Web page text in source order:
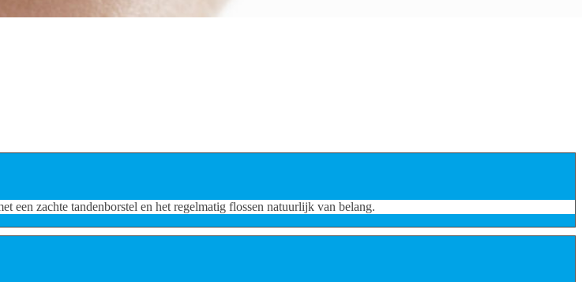
een zachte tandenborstel en het regelmatig flossen natuurlijk van belang.